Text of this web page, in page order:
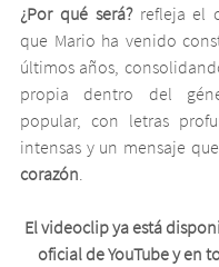
¿Por qué será? refleja el
que Mario ha venido
últimos años,
propia dentro del
popular, con letras
intensas y un mensaje que
corazón.
El videoclip ya está
oficial de YouTube y en